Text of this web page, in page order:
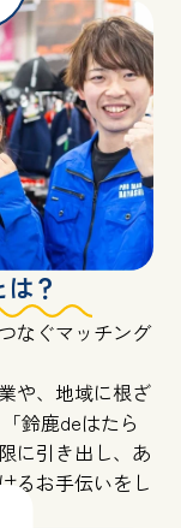
？
なぐマッチング
や、地域に根ざ
鈴鹿deはたら
に引き出し、あ
るお手伝いをし